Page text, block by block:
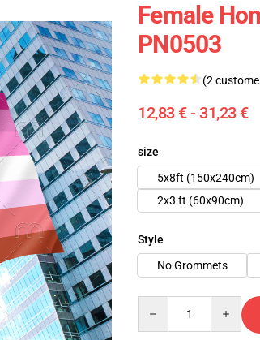
Female
PN0503
(2
12,83 € - 31,23 €
size
5x8ft (150x240cm)
2x3 ft (60x90cm)
Style
No Grommets